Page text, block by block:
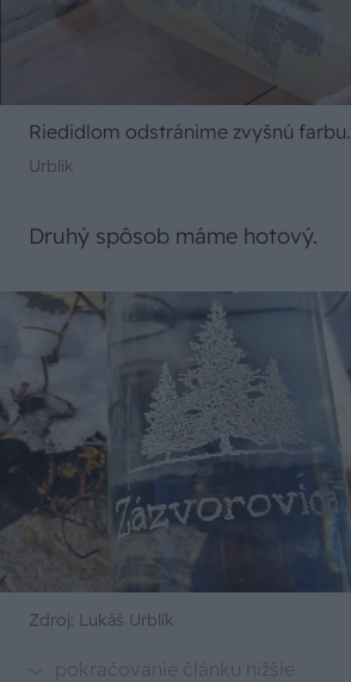
Riedidlom odstránime zvyšnú farbu.
Urblík
Druhý spôsob máme hotový.
Zdroj: Lukáš Urblík